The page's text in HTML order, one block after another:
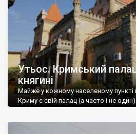
Утьос. Кримський
княгині
Майже у кожному населеному пункті
Криму є свій палац (а часто і не